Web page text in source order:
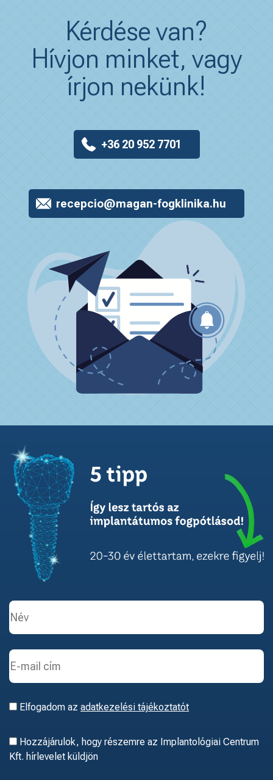
Kérdése van?
Hívjon minket, vagy
írjon nekünk!
+36 20 952 7701
recepcio@magan-fogklinika.hu
Elfogadom az adatkezelési tájékoztatót
Hozzájárulok, hogy részemre az Implantológiai Centrum
Kft. hírlevelet küldjön